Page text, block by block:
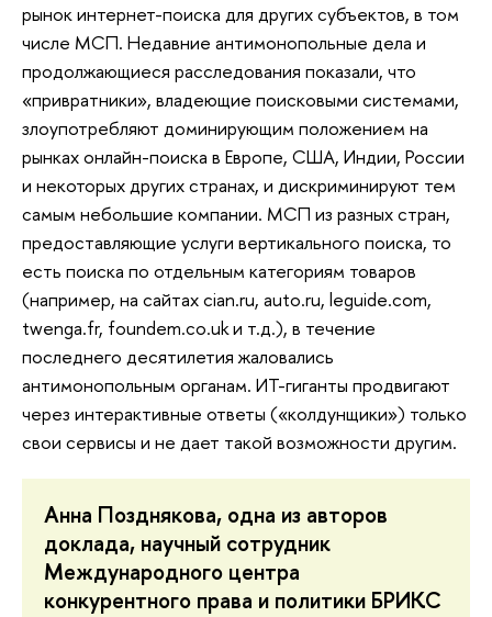
рынок интернет-поиска для других субъектов, в том
числе МСП. Недавние антимонопольные дела и
продолжающиеся расследования показали, что
«привратники», владеющие поисковыми системами,
злоупотребляют доминирующим положением на
рынках онлайн-поиска в Европе, США, Индии, России
и некоторых других странах, и дискриминируют тем
самым небольшие компании. МСП из разных стран,
предоставляющие услуги вертикального поиска, то
есть поиска по отдельным категориям товаров
(например, на сайтах cian.ru, auto.ru, leguide.com,
twenga.fr, foundem.co.uk и т.д.), в течение
последнего десятилетия жаловались
антимонопольным органам. ИТ-гиганты продвигают
через интерактивные ответы («колдунщики») только
свои сервисы и не дает такой возможности другим.
Анна Позднякова, одна из авторов
доклада, научный сотрудник
Международного центра
конкурентного права и политики БРИКС